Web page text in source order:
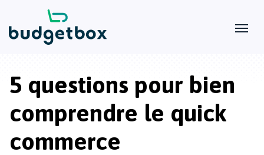
5 questions pour bien
comprendre le quick
commerce